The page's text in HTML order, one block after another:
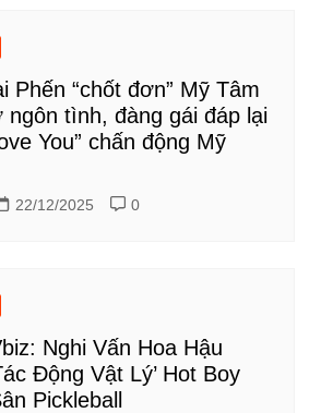
Phến “chốt đơn” Mỹ Tâm
ngôn tình, đàng gái đáp lại
You” chấn động Mỹ
22/12/2025 0
Nghi Vấn Hoa Hậu
Động Vật Lý’ Hot Boy
Pickleball